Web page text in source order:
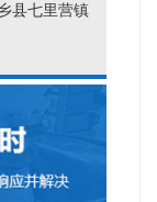
县七里营镇